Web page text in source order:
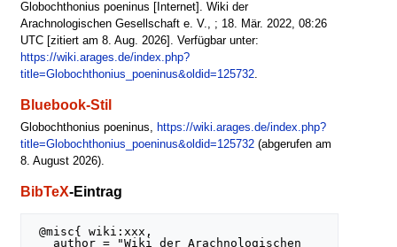
Globochthonius poeninus [Internet]. Wiki der
Arachnologischen Gesellschaft e. V., ; 18. Mär. 2022, 08:26
UTC [zitiert am 8. Aug. 2026]. Verfügbar unter:
https://wiki.arages.de/index.php?
title=Globochthonius_poeninus&oldid=125732.
Bluebook-Stil
Globochthonius poeninus, https://wiki.arages.de/index.php?
title=Globochthonius_poeninus&oldid=125732(abgerufen am
8. August 2026).
BibTeX-Eintrag
@misc{ wiki:xxx,